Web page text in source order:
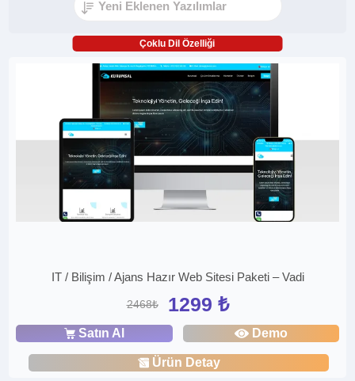
Çoklu Dil Özelliği
IT / Bilişim / Ajans Hazır Web Sitesi Paketi – Vadi
2468₺ 1299 ₺
Satın Al Demo
Ürün Detay